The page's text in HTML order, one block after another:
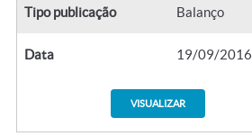
Tipo publicação Balanço
Data 19/09/2016
VISUALIZAR